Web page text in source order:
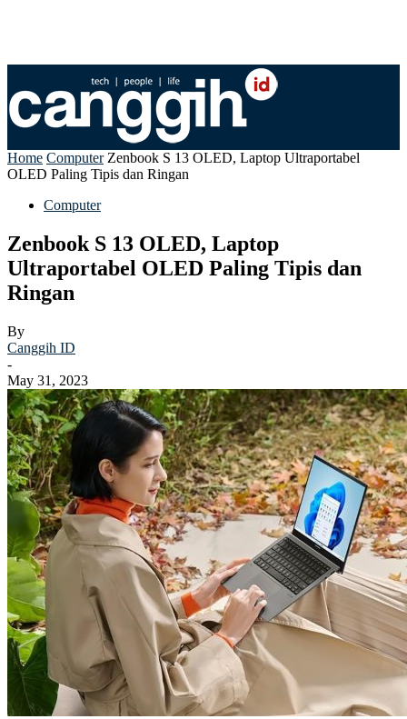
Home Computer Zenbook S 13 OLED, Laptop Ultraportabel
OLED Paling Tipis dan Ringan
Computer
Zenbook S 13 OLED, Laptop
Ultraportabel OLED Paling Tipis dan
Ringan
By
Canggih ID
-
May 31, 2023